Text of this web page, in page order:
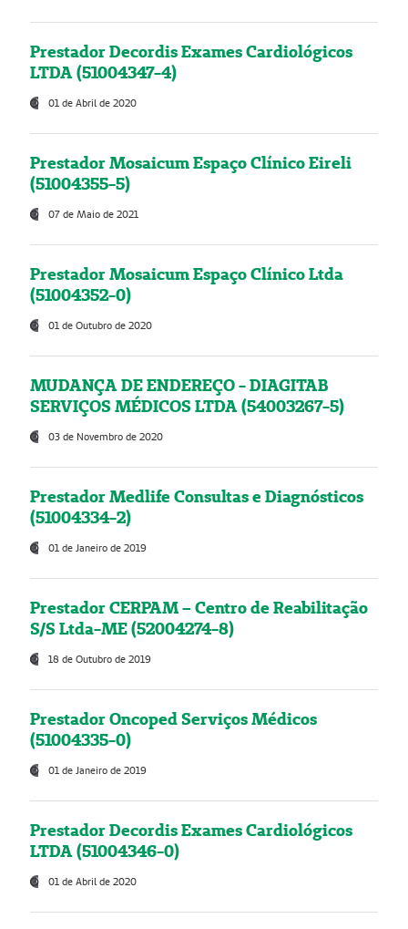
Prestador Decordis Exames Cardiológicos
LTDA (51004347-4)
01 de Abril de 2020
Prestador Mosaicum Espaço Clínico Eireli
(51004355-5)
07 de Maio de 2021
Prestador Mosaicum Espaço Clínico Ltda
(51004352-0)
01 de Outubro de 2020
MUDANÇA DE ENDEREÇO - DIAGITAB
SERVIÇOS MÉDICOS LTDA (54003267-5)
03 de Novembro de 2020
Prestador Medlife Consultas e Diagnósticos
(51004334-2)
01 de Janeiro de 2019
Prestador CERPAM – Centro de Reabilitação
S/S Ltda-ME (52004274-8)
18 de Outubro de 2019
Prestador Oncoped Serviços Médicos
(51004335-0)
01 de Janeiro de 2019
Prestador Decordis Exames Cardiológicos
LTDA (51004346-0)
01 de Abril de 2020